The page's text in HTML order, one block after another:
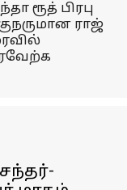
ரூத் பிரபு
ராஜ்